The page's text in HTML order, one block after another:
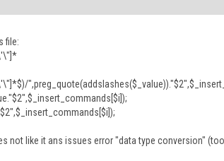
file:
not like it ans issues error "data type conversion"